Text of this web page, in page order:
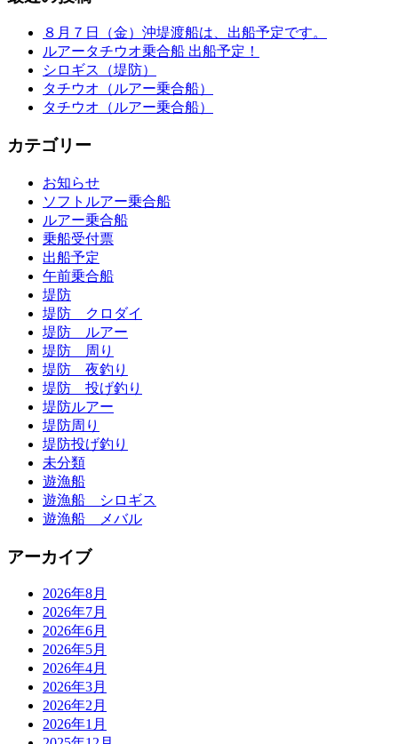
８月７日（金）沖堤渡船は、出船予定です。
ルアータチウオ乗合船 出船予定！
シロギス（堤防）
タチウオ（ルアー乗合船）
タチウオ（ルアー乗合船）
カテゴリー
お知らせ
ソフトルアー乗合船
ルアー乗合船
乗船受付票
出船予定
午前乗合船
堤防
堤防 クロダイ
堤防 ルアー
堤防 周り
堤防 夜釣り
堤防 投げ釣り
堤防ルアー
堤防周り
堤防投げ釣り
未分類
遊漁船
遊漁船 シロギス
遊漁船 メバル
アーカイブ
2026年8月
2026年7月
2026年6月
2026年5月
2026年4月
2026年3月
2026年2月
2026年1月